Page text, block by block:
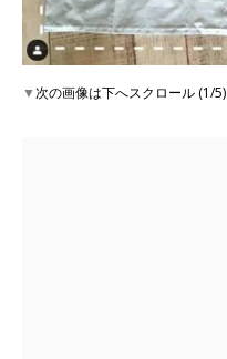
▼次の画像は下へスクロール (1/5)